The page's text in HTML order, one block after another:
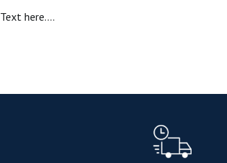
Text here....